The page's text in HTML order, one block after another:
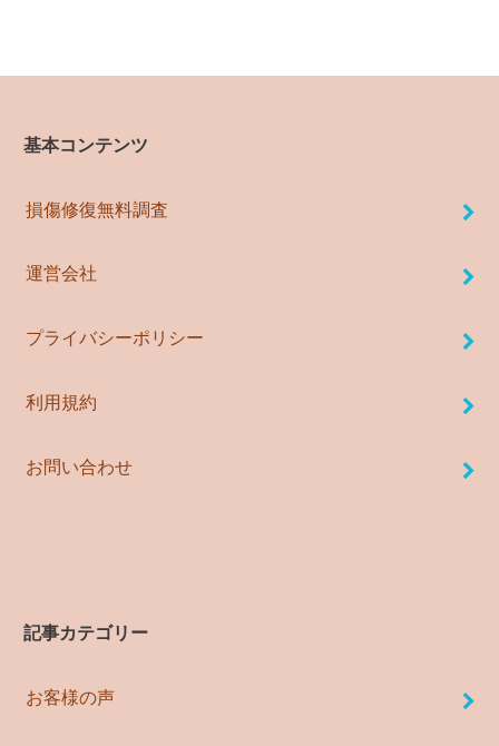
基本コンテンツ
損傷修復無料調査
運営会社
プライバシーポリシー
利用規約
お問い合わせ
記事カテゴリー
お客様の声